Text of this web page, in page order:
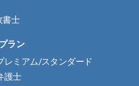
書士
ラン
レミアム/スタンダード
護士